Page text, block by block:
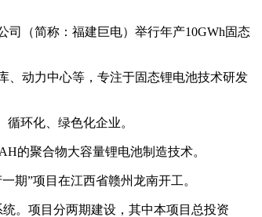
司（简称：福建巨电）举行年产10GWh固态
、动力中心等，专注于固态锂电池技术研发
环化、绿色化企业。
的聚合物大容量锂电池制造技术。
期”项目在江西省赣州龙南开工。
。项目分两期建设，其中本项目总投资